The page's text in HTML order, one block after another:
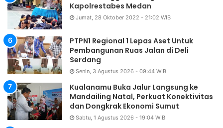
Kapolrestabes Medan
Jumat, 28 Oktober 2022 - 21:02 WIB
PTPN1 Regional 1 Lepas Aset Untuk
Pembangunan Ruas Jalan di Deli
Serdang
Senin, 3 Agustus 2026 - 09:44 WIB
Kualanamu Buka Jalur Langsung ke
Mandailing Natal, Perkuat Konektivitas
dan Dongkrak Ekonomi Sumut
Sabtu, 1 Agustus 2026 - 19:04 WIB